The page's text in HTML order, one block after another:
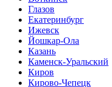
Глазов
Екатеринбург
Ижевск
Йошкар-Ола
Казань
Каменск-Уральский
Киров
Кирово-Чепецк